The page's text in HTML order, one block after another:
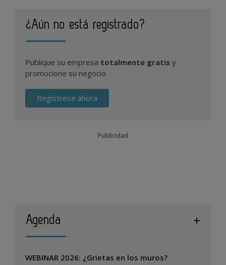
¿Aún no está registrado?
Publique su empresa totalmente gratis y
promocione su negocio
Regístrese ahora
Publicidad
Agenda
WEBINAR 2026: ¿Grietas en los muros?